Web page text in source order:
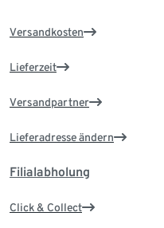
Versandkosten
Lieferzeit
Versandpartner
Lieferadresse ändern
Filialabholung
Click & Collect